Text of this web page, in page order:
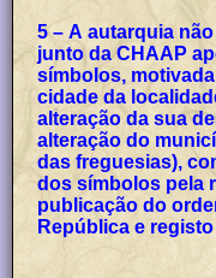
5 – A autarquia
junto da CHAAP
símbolos,
cidade da
alteração da sua
alteração do
das freguesias),
dos símbolos pela
publicação do
República e